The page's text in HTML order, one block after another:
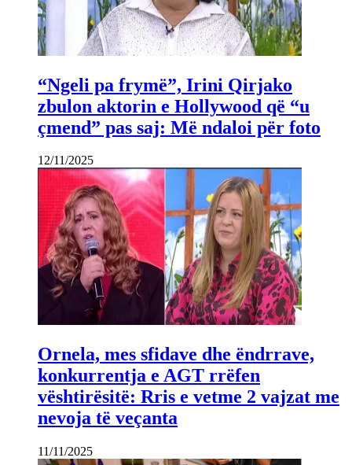
“Ngeli pa frymë”, Irini Qirjako
zbulon aktorin e Hollywood që “u
çmend” pas saj: Më ndaloi për foto
12/11/2025
Ornela, mes sfidave dhe ëndrrave,
konkurrentja e AGT rrëfen
vështirësitë: Rris e vetme 2 vajzat me
nevoja të veçanta
11/11/2025